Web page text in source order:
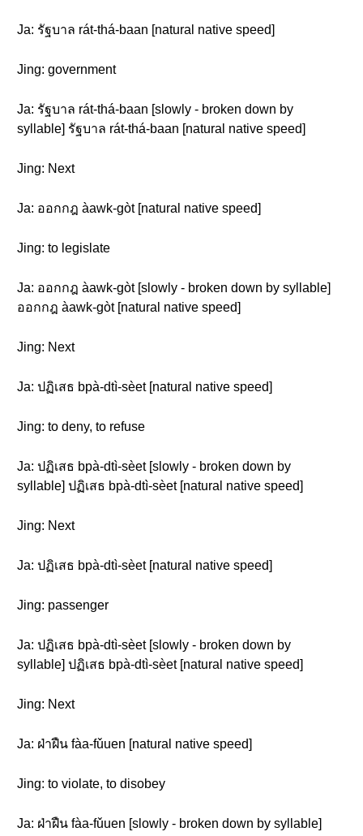
Ja: รัฐบาล rát-thá-baan [natural native speed]
Jing: government
Ja: รัฐบาล rát-thá-baan [slowly - broken down by
syllable] รัฐบาล rát-thá-baan [natural native speed]
Jing: Next
Ja: ออกกฎ àawk-gòt [natural native speed]
Jing: to legislate
Ja: ออกกฎ àawk-gòt [slowly - broken down by syllable]
ออกกฎ àawk-gòt [natural native speed]
Jing: Next
Ja: ปฏิเสธ bpà-dtì-sèet [natural native speed]
Jing: to deny, to refuse
Ja: ปฏิเสธ bpà-dtì-sèet [slowly - broken down by
syllable] ปฏิเสธ bpà-dtì-sèet [natural native speed]
Jing: Next
Ja: ปฏิเสธ bpà-dtì-sèet [natural native speed]
Jing: passenger
Ja: ปฏิเสธ bpà-dtì-sèet [slowly - broken down by
syllable] ปฏิเสธ bpà-dtì-sèet [natural native speed]
Jing: Next
Ja: ฝ่าฝืน fàa-fǔuen [natural native speed]
Jing: to violate, to disobey
Ja: ฝ่าฝืน fàa-fǔuen [slowly - broken down by syllable]